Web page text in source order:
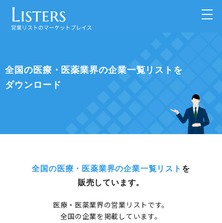
全国の医療・医薬業界の企業一覧リストを
ダウンロード
全国の医療・医薬業界の企業一覧リスト を
販売しています。
医療・医薬業界の営業リストです。
全国の企業を掲載しています。